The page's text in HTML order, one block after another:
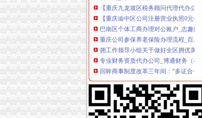
【重庆渝中区公司注册营业执照0元代
巴南区个体工商办理对公账户_志趣网
重庆公司参保养老保险办理流程_百度
拥工作领导小组关于做好全区拥优属
专业财务资质代办公司_博通财务（在
回眸商事制度改革三年间：“多证合一”
重庆市高新区分局办公设备采购招标公
“多证合一”让企业少“跑路”_搜狐新闻_
江北红旗河沟公司注册、税务代理找
淄博市交通运输局综合办公系统项目
九龙坡公司工商代办执照,变更,注销,【